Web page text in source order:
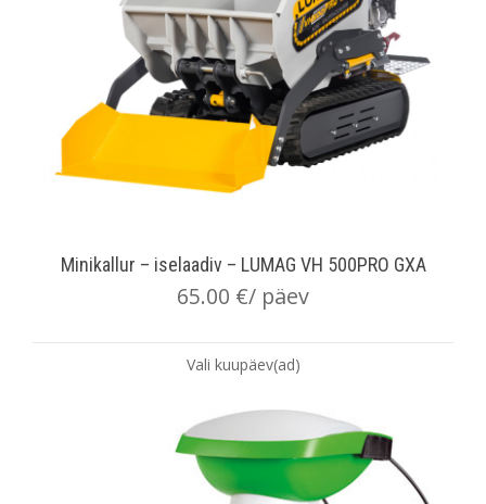
Minikallur – iselaadiv – LUMAG VH 500PRO GXA
65.00 €/ päev
Vali kuupäev(ad)